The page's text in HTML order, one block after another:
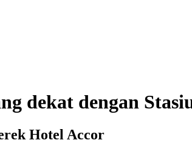
dekat dengan
Hotel Accor